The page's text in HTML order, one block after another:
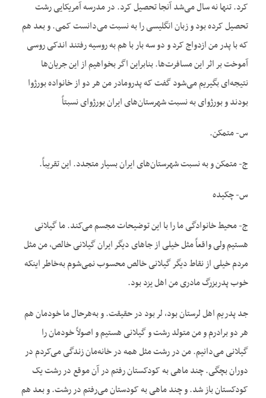
کرد. تنها نه سال می‌شد آنجا تحصیل کرد. در مدرسه آمریکایی رشت
تحصیل کرده بود و زبان انگلیسی را به نسبت می‌دانست کمی. و بعد هم
که با پدر من ازدواج کرد و دو سه بار با هم به روسیه رفتند اندکی روسی
آموخت بر اثر این مسافرت‌ها. بنابراین اگر بخواهیم از این جریان‌ها
نتیجه‌ای بگیریم می‌شود گفت که پدرومادر من هر دو از خانواده بورژوا
بودند و بورژوای به نسبت شهرستان‌های ایران بورژوای نسبتاً
س- متمکن.
ج- متمکن و به نسبت شهرستان‌های ایران بسیار متجدد. این تقریباً.
س- چکیده
ج- محیط خانوادگی ما را با این توضیحات مجسم می‌کند. ما گیلانی
هستیم ولی واقعاً مثل خیلی از جاهای دیگر ایران گیلانی خالص، من مثل
مردم خیلی از نقاط دیگر گیلانی خالص محسوب نمی‌شوم به‌خاطر اینکه
خوب پدربزرگ مادری من اهل یزد بود.
جد پدریم اهل لرستان بود، لر بود در حقیقت. و به‌هرحال ما خودمان هم
هر دو برادرم و من متولد رشت و گیلانی هستیم و اصولاً خودمان را
گیلانی می‌دانیم. من در رشت مثل همه در خانه‌مان زندگی می‌کردم در
دوران بچگی. چند ماهی به کودکستان رفتم در آن موقع در رشت یک
کودکستان باز شد. و چند ماهی به کودستان می‌رفتم در رشت. و بعد هم